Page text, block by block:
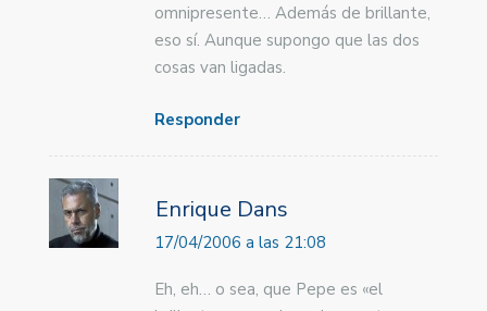
omnipresente… Además de brillante,
eso sí. Aunque supongo que las dos
cosas van ligadas.
Responder
Enrique Dans
17/04/2006 a las 21:08
Eh, eh… o sea, que Pepe es «el